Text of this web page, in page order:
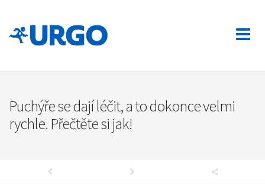
Puchýře se dají léčit, a to dokonce velmi
rychle. Přečtěte si jak!